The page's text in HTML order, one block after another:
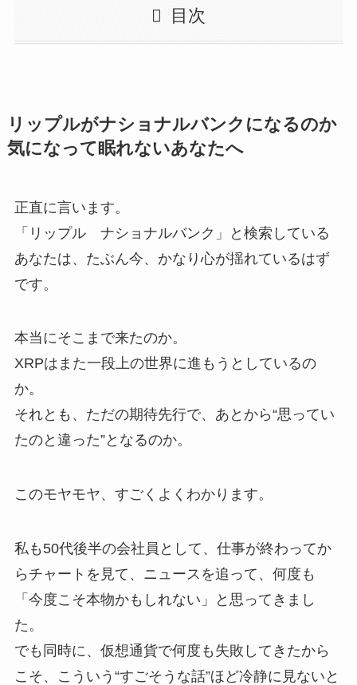
目次
リップルがナショナルバンクになるのか
気になって眠れないあなたへ
正直に言います。
「リップル ナショナルバンク」と検索している
あなたは、たぶん今、かなり心が揺れているはず
です。
本当にそこまで来たのか。
XRPはまた一段上の世界に進もうとしているの
か。
それとも、ただの期待先行で、あとから“思ってい
たのと違った”となるのか。
このモヤモヤ、すごくよくわかります。
私も50代後半の会社員として、仕事が終わってか
らチャートを見て、ニュースを追って、何度も
「今度こそ本物かもしれない」と思ってきまし
た。
でも同時に、仮想通貨で何度も失敗してきたから
こそ、こういう“すごそうな話”ほど冷静に見ないと